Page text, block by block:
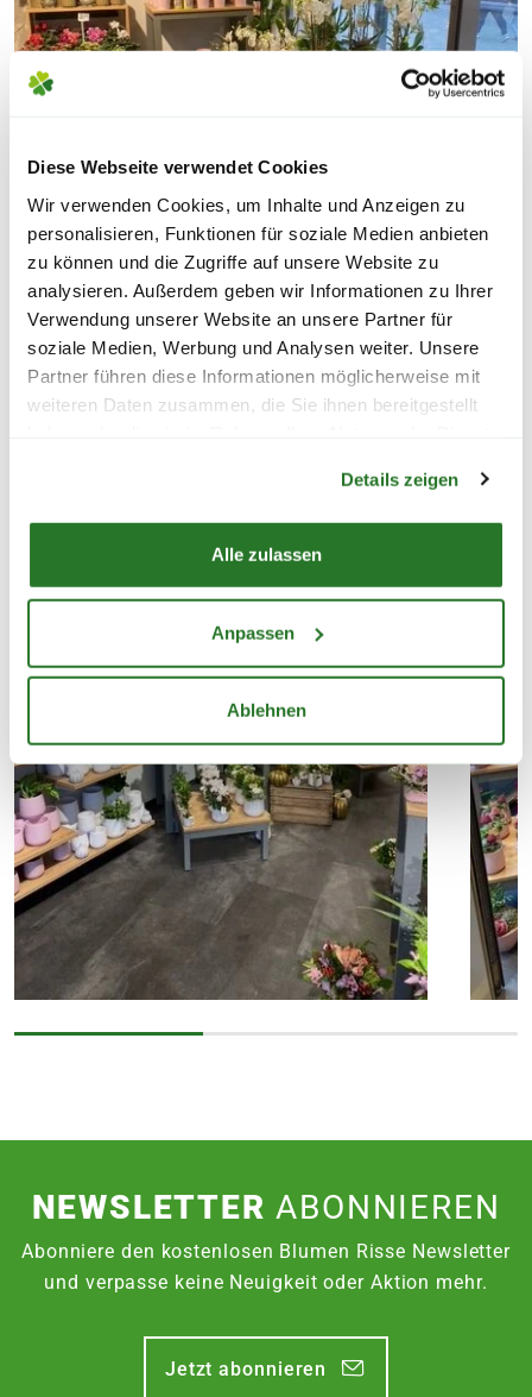
Diese Webseite verwendet Cookies
Wir verwenden Cookies, um Inhalte und Anzeigen zu
personalisieren, Funktionen für soziale Medien anbieten
zu können und die Zugriffe auf unsere Website zu
analysieren. Außerdem geben wir Informationen zu Ihrer
Verwendung unserer Website an unsere Partner für
soziale Medien, Werbung und Analysen weiter. Unsere
Partner führen diese Informationen möglicherweise mit
weiteren Daten zusammen, die Sie ihnen bereitgestellt
Details zeigen
Alle zulassen
Anpassen
Ablehnen
NEWSLETTERABONNIEREN
Abonniere den kostenlosen Blumen Risse Newsletter
und verpasse keine Neuigkeit oder Aktion mehr.
Jetzt abonnieren